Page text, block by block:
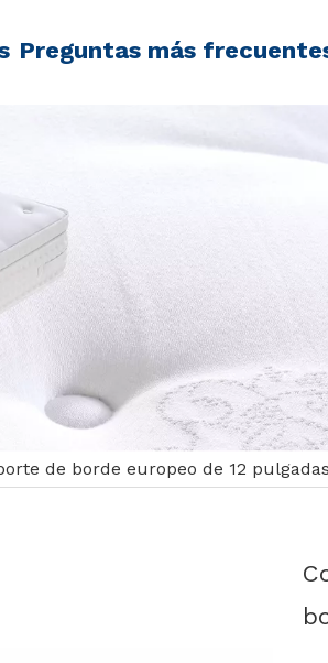
Preguntas más
de borde europeo de 12 pulgadas